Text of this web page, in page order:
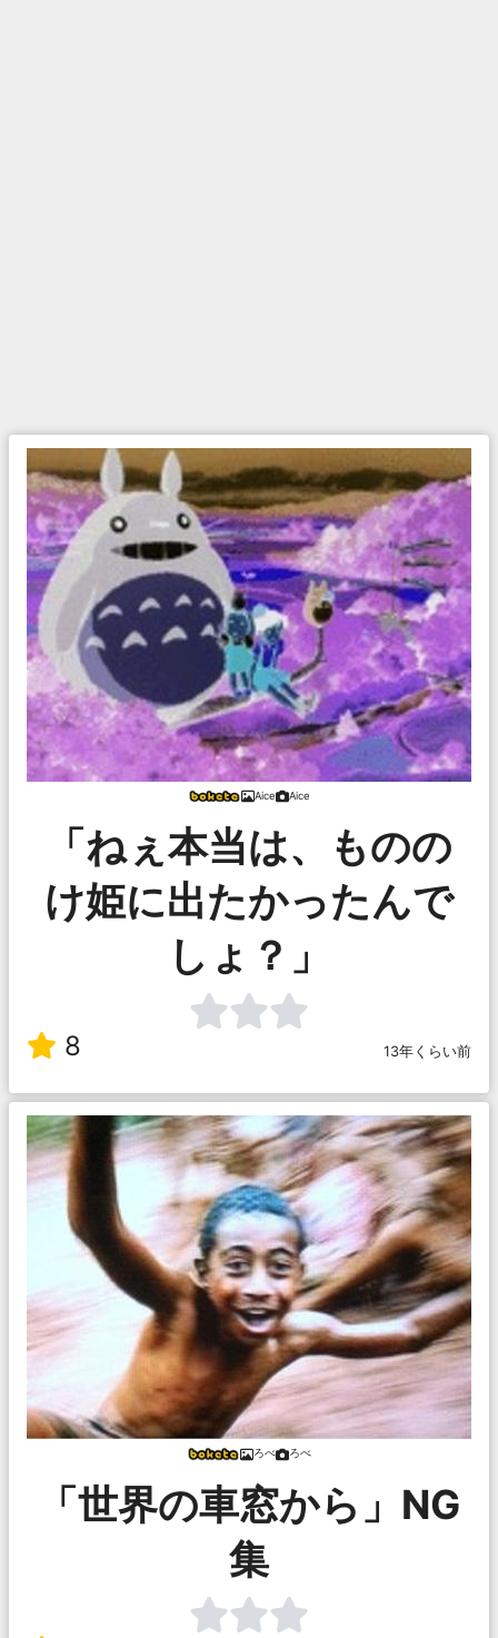
Aice Aice
「ねぇ本当は、ものの
け姫に出たかったんで
しょ？」
8 13年くらい前
ろべ ろべ
「世界の車窓から」NG
集